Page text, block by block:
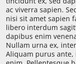
ac viverra sapien.
nisi sit amet sapien
libero interdum
dapibus enim
Nullam urna ex,
Aliquam purus